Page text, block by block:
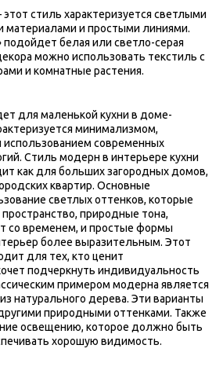
стиль характеризуется светлыми
материалами и простыми линиями.
подойдет белая или светло-серая
можно использовать текстиль с
и комнатные растения.
для маленькой кухни в доме-
минимализмом,
современных
Стиль модерн в интерьере кухни
как для больших загородных домов,
квартир. Основные
светлых оттенков, которые
природные тона,
со временем, и простые формы
более выразительным. Этот
для тех, кто ценит
подчеркнуть индивидуальность
примером модерна является
натурального дерева. Эти варианты
природными оттенками. Также
освещению, которое должно быть
хорошую видимость.